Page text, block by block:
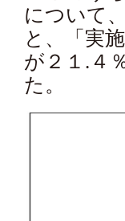
について
と、「実
が２１.４
た。